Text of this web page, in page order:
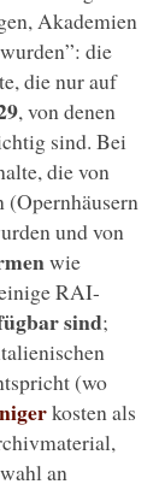
Akademien
die
die nur auf
, von denen
sind. Bei
die von
und von
wie
RAI-
sind;
(wo
kosten als
an